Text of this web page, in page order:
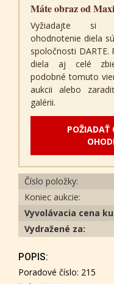
Máte obraz od
Vyžiadajte si
ohodnotenie diela
spoločnosti
diela aj celé
podobné tomuto
aukcii alebo
galérii.
POŽIADAŤ
Číslo položky:
Koniec aukcie:
Vyvolávacia cena
Vydražené za:
POPIS:
Poradové číslo: 215